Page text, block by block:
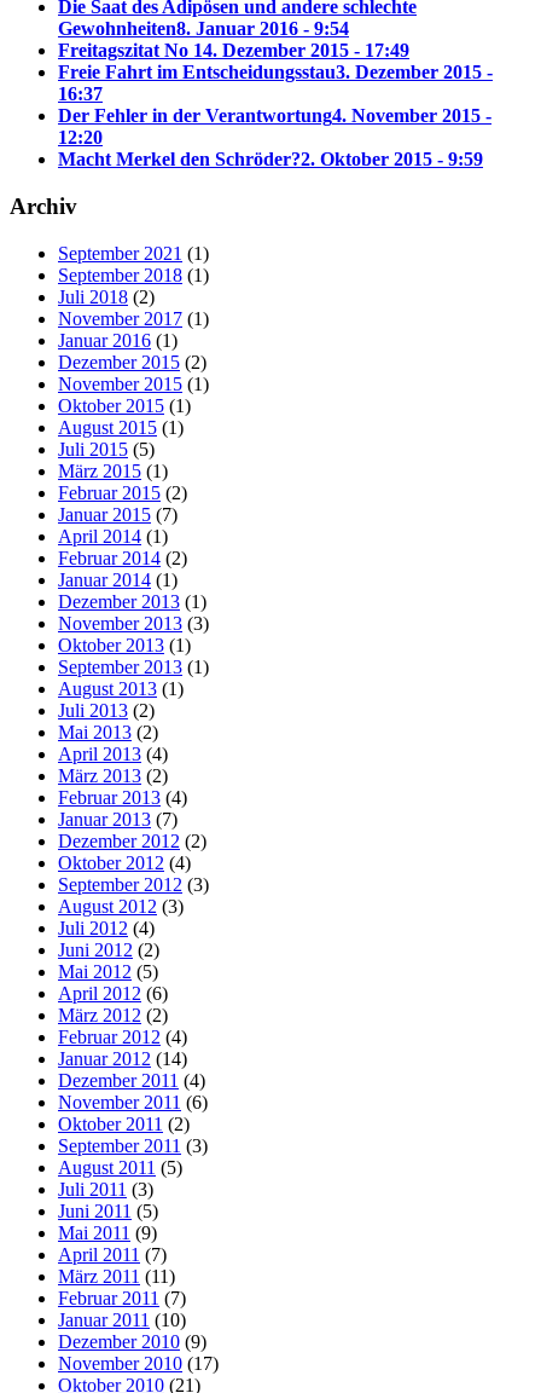
Die Saat des Adipösen und andere schlechte
Gewohnheiten8. Januar 2016 - 9:54
Freitagszitat No 14. Dezember 2015 - 17:49
Freie Fahrt im Entscheidungsstau3. Dezember 2015 -
16:37
Der Fehler in der Verantwortung4. November 2015 -
12:20
Macht Merkel den Schröder?2. Oktober 2015 - 9:59
Archiv
September 2021 (1)
September 2018 (1)
Juli 2018 (2)
November 2017 (1)
Januar 2016 (1)
Dezember 2015 (2)
November 2015 (1)
Oktober 2015 (1)
August 2015 (1)
Juli 2015 (5)
März 2015 (1)
Februar 2015 (2)
Januar 2015 (7)
April 2014 (1)
Februar 2014 (2)
Januar 2014 (1)
Dezember 2013 (1)
November 2013 (3)
Oktober 2013 (1)
September 2013 (1)
August 2013 (1)
Juli 2013 (2)
Mai 2013 (2)
April 2013 (4)
März 2013 (2)
Februar 2013 (4)
Januar 2013 (7)
Dezember 2012 (2)
Oktober 2012 (4)
September 2012 (3)
August 2012 (3)
Juli 2012 (4)
Juni 2012 (2)
Mai 2012 (5)
April 2012 (6)
März 2012 (2)
Februar 2012 (4)
Januar 2012 (14)
Dezember 2011 (4)
November 2011 (6)
Oktober 2011 (2)
September 2011 (3)
August 2011 (5)
Juli 2011 (3)
Juni 2011 (5)
Mai 2011 (9)
April 2011 (7)
März 2011 (11)
Februar 2011 (7)
Januar 2011 (10)
Dezember 2010 (9)
November 2010 (17)
Oktober 2010 (21)